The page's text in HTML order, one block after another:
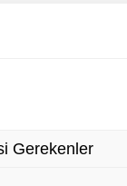
Gerekenler